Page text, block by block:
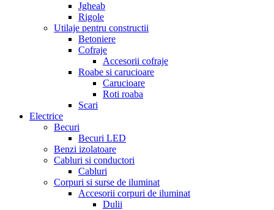
Jgheab
Rigole
Utilaje pentru constructii
Betoniere
Cofraje
Accesorii cofraje
Roabe si carucioare
Carucioare
Roti roaba
Scari
Electrice
Becuri
Becuri LED
Benzi izolatoare
Cabluri si conductori
Cabluri
Corpuri si surse de iluminat
Accesorii corpuri de iluminat
Dulii